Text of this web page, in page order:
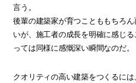
言う。
後輩の建築家が育つことももちろ
いが、施工者の成長を明確に感じ
っては同様に感慨深い瞬間なのだ。
クオリティの高い建築をつくるに